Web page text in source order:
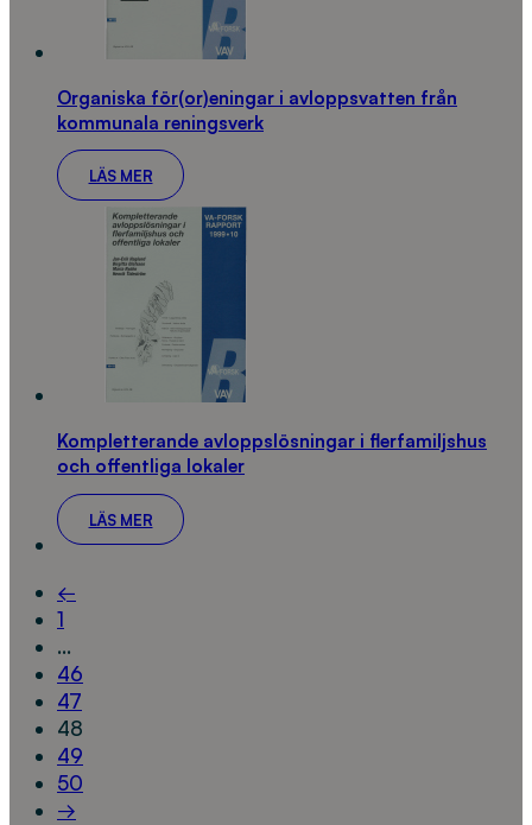
Organiska för(or)eningar i avloppsvatten från
kommunala reningsverk
LÄS MER
Kompletterande avloppslösningar i flerfamiljshus
och offentliga lokaler
LÄS MER
←
1
…
46
47
48
49
50
→